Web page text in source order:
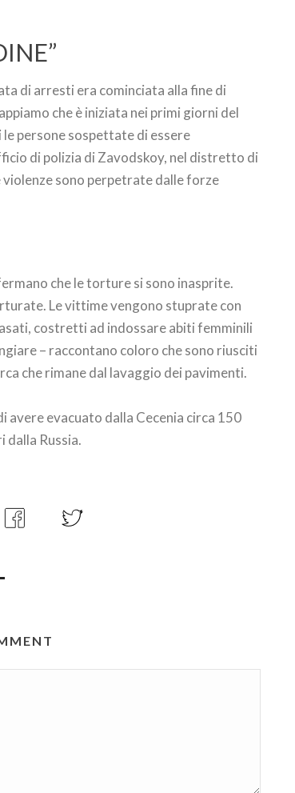
di arresti era cominciata alla fine di
che è iniziata nei primi giorni del
le persone sospettate di essere
di polizia di Zavodskoy, nel distretto di
sono perpetrate dalle forze
che le torture si sono inasprite.
Le vittime vengono stuprate con
costretti ad indossare abiti femminili
– raccontano coloro che sono riusciti
che rimane dal lavaggio dei pavimenti.
evacuato dalla Cecenia circa 150
Russia.